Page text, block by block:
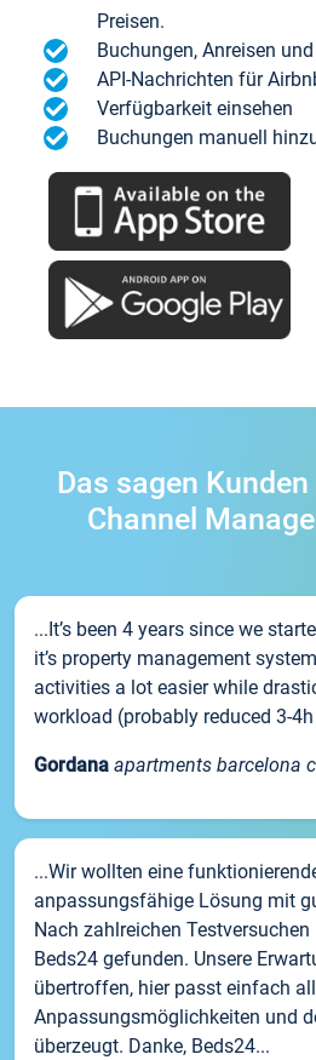
Preisen.
Buchungen, Anreisen
API-Nachrichten für
Verfügbarkeit einsehen
Buchungen manuell
Das sagen
Channel
...It’s been 4 years since we
it’s property management
activities a lot easier while
workload (probably reduced 3-
Gordana apartments barcelona
...Wir wollten eine
anpassungsfähige Lösung mit
Nach zahlreichen
Beds24 gefunden. Unsere
übertroffen, hier passt einfach
Anpassungsmöglichkeiten und
überzeugt. Danke, Beds24...